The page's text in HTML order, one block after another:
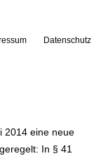
Datenschutz
2014 eine neue
In § 41